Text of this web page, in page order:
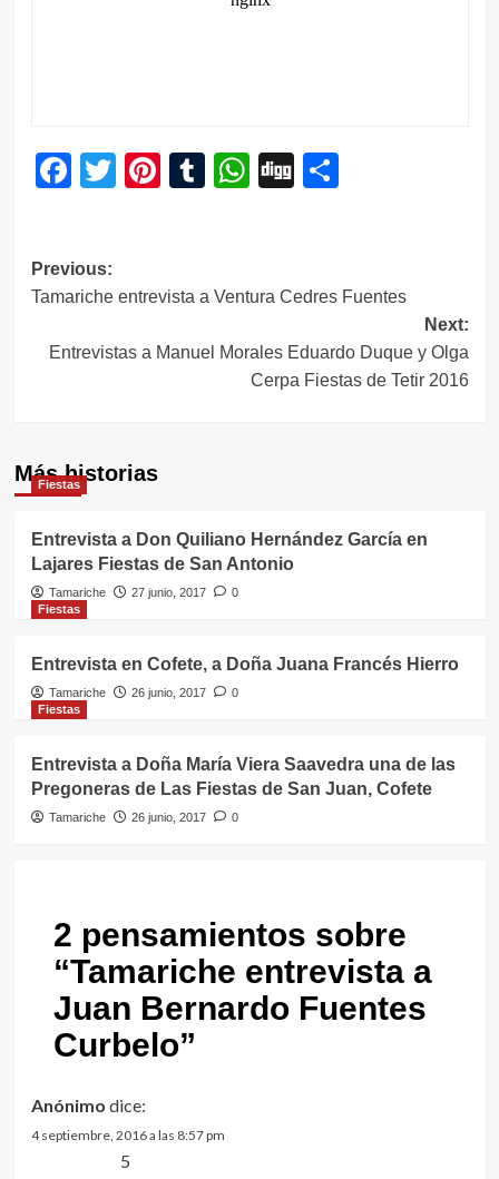
Facebook
Twitter
Pinterest
Tumblr
WhatsApp
DiggCompartir
Navegación
de
entradas
Previous:
Tamariche entrevista a Ventura Cedres Fuentes
Next:
Entrevistas a Manuel Morales Eduardo Duque y Olga
Cerpa Fiestas de Tetir 2016
Más historias
Fiestas
Entrevista a Don Quiliano Hernández García en
Lajares Fiestas de San Antonio
Tamariche 27 junio, 2017
0
Fiestas
Entrevista en Cofete, a Doña Juana Francés Hierro
Tamariche 26 junio, 2017
0
Fiestas
Entrevista a Doña María Viera Saavedra una de las
Pregoneras de Las Fiestas de San Juan, Cofete
Tamariche 26 junio, 2017 0
2 pensamientos sobre
“Tamariche entrevista a
Juan Bernardo Fuentes
Curbelo”
Anónimo dice:
4 septiembre, 2016 a las 8:57 pm
5